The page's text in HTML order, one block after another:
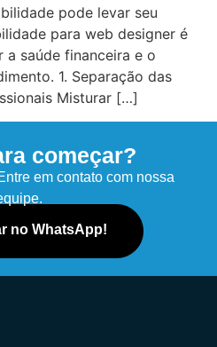
pode levar seu
para web designer é
saúde financeira e o
1. Separação das
Misturar […]
começar?
em contato com nossa
no WhatsApp!